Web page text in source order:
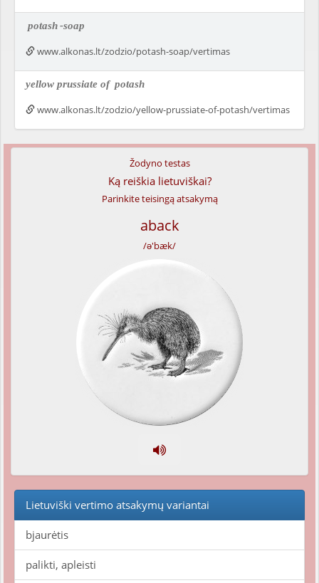
potash-soap
www.alkonas.lt/zodzio/potash-soap/vertimas
yellow prussiate of potash
www.alkonas.lt/zodzio/yellow-prussiate-of-potash/vertimas
Žodyno testas
Ką reiškia lietuviškai?
Parinkite teisingą atsakymą
aback
/ə'bæk/
Lietuviški vertimo atsakymų variantai
bjaurėtis
palikti, apleisti